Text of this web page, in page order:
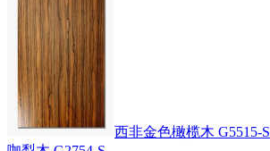
西非金色橄榄木 G5515-S